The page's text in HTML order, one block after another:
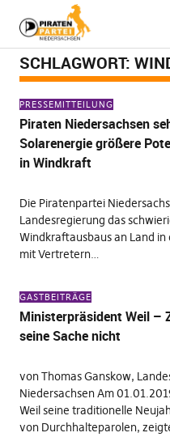
SCHLAGWORT:
PRESSEMITTEILUNG
Piraten Niedersachsen
Solarenergie größere
in Windkraft
Die Piratenpartei
Landesregierung das
Windkraftausbaus an Land
mit Vertretern…
GASTBEITRÄGE
Ministerpräsident Weil –
seine Sache nicht
von Thomas Ganskow,
Niedersachsen Am
Weil seine traditionelle
von Durchhalteparolen,